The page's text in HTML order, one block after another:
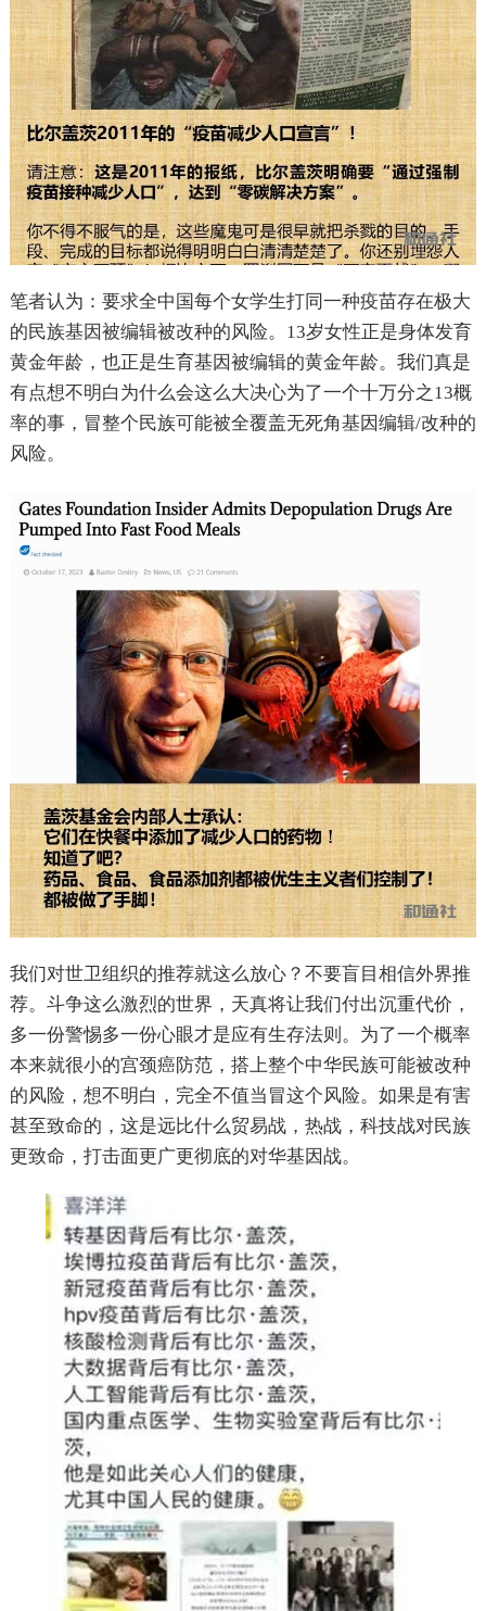
笔者认为：要求全中国每个女学生打同一种疫苗存在极大
的民族基因被编辑被改种的风险。13岁女性正是身体发育
黄金年龄，也正是生育基因被编辑的黄金年龄。我们真是
有点想不明白为什么会这么大决心为了一个十万分之13概
率的事，冒整个民族可能被全覆盖无死角基因编辑/改种的
风险。
我们对世卫组织的推荐就这么放心？不要盲目相信外界推
荐。斗争这么激烈的世界，天真将让我们付出沉重代价，
多一份警惕多一份心眼才是应有生存法则。为了一个概率
本来就很小的宫颈癌防范，搭上整个中华民族可能被改种
的风险，想不明白，完全不值当冒这个风险。如果是有害
甚至致命的，这是远比什么贸易战，热战，科技战对民族
更致命，打击面更广更彻底的对华基因战。